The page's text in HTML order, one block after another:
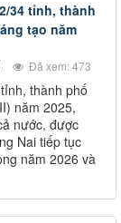
34 tỉnh, thành
tạo năm
Đã xem: 473
thành phố
năm 2025,
nước, được
Nai tiếp tục
năm 2026 và